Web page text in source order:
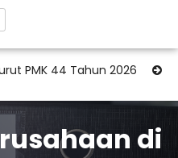
2026 Jasa Tax
di